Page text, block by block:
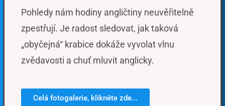
Pohledy nám hodiny angličtiny neuvěřitelně
zpestřují. Je radost sledovat, jak taková
„obyčejná“ krabice dokáže vyvolat vlnu
zvědavosti a chuť mluvit anglicky.
Celá fotogalerie, klikněte zde...